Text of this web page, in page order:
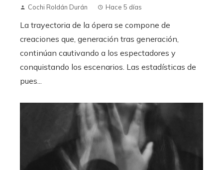
Cochi Roldán Durán Hace 5 días
La trayectoria de la ópera se compone de
creaciones que, generación tras generación,
continúan cautivando a los espectadores y
conquistando los escenarios. Las estadísticas de
pues...